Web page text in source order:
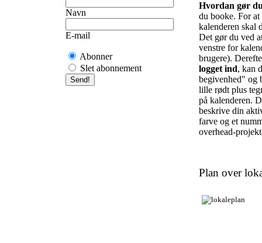
Navn
E-mail
Abonner
Slet abonnement
Hvordan gør
du booke. For
kalenderen skal
Det gør du ved
venstre for
brugere).
logget ind, kan
begivenhed" og
lille rødt plus
på kalenderen.
beskrive din
farve og et
overhead-
Plan over